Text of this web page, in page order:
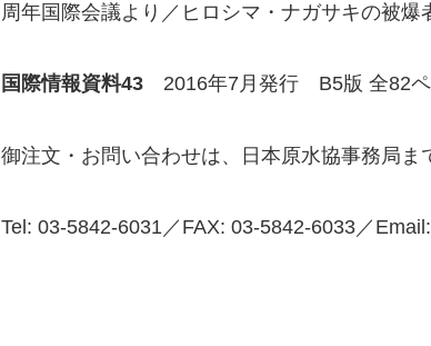
周年国際会議より／ヒロシマ・ナガサキの被爆
国際情報資料43 2016年7月発行 B5版 全82
御注文・お問い合わせは、日本原水協事務局ま
Tel: 03-5842-6031／FAX: 03-5842-6033／Email: